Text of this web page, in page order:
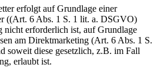
erfolgt auf Grundlage einer
((Art. 6 Abs. 1 S. 1 lit. a. DSGVO)
erforderlich ist, auf Grundlage
am Direktmarketing (Art. 6 Abs. 1 S.
soweit diese gesetzlich, z.B. im Fall
erlaubt ist.